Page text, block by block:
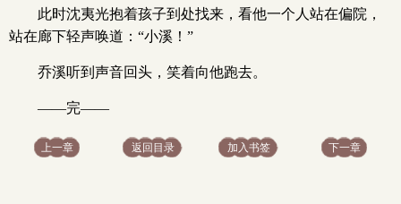
此时沈夷光抱着孩子到处找来，看他一个人站在偏院，
站在廊下轻声唤道：“小溪！”
乔溪听到声音回头，笑着向他跑去。
——完——
上一章 返回目录 加入书签 下一章